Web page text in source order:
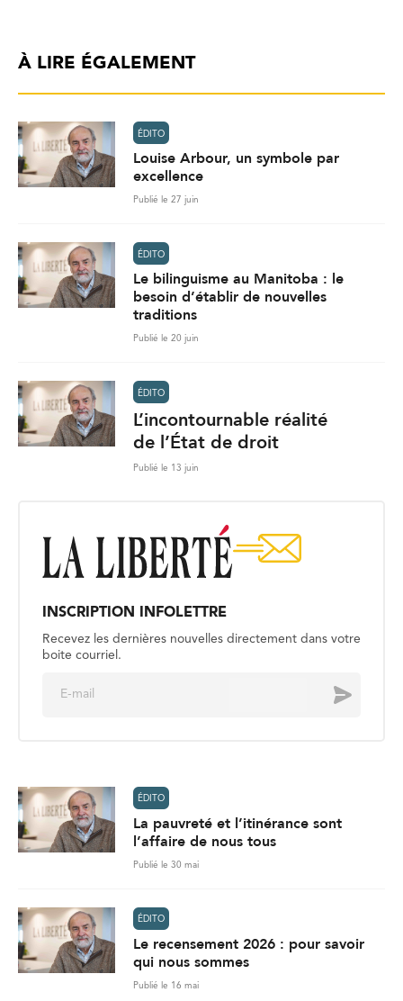
À LIRE ÉGALEMENT
ÉDITO
Louise Arbour, un symbole par
excellence
Publié le 27 juin
ÉDITO
Le bilinguisme au Manitoba : le
besoin d’établir de nouvelles
traditions
Publié le 20 juin
ÉDITO
L’incontournable réalité
de l’État de droit
Publié le 13 juin
INSCRIPTION INFOLETTRE
Recevez les dernières nouvelles directement dans votre
boite courriel.
Envoyer
ÉDITO
La pauvreté et l’itinérance sont
l’affaire de nous tous
Publié le 30 mai
ÉDITO
Le recensement 2026 : pour savoir
qui nous sommes
Publié le 16 mai